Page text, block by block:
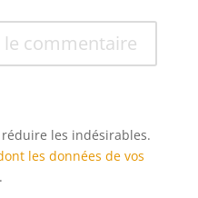
commentaire
les indésirables.
les données de vos
.